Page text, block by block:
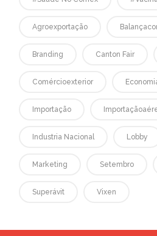
Agroexportação
Branding Canton Fair
Comércioexterior
Importação
Industria Nacional Lobby
Marketing Setembro
Superávit Vixen